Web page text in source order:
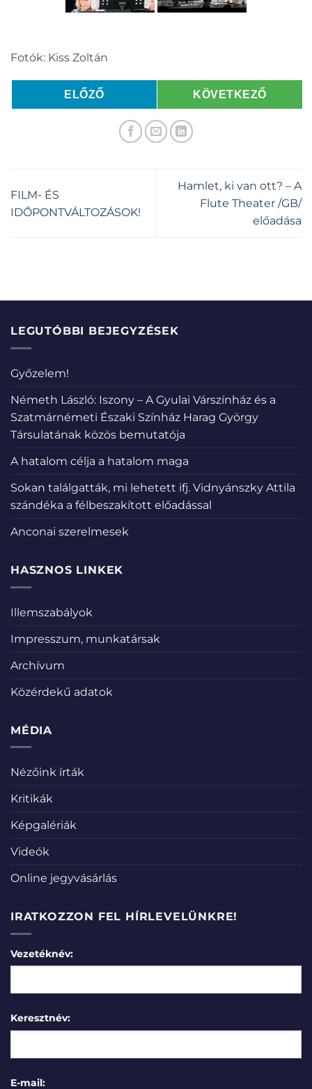
Fotók: Kiss Zoltán
ELŐZŐ KÖVETKEZŐ
FILM- ÉS
IDŐPONTVÁLTOZÁSOK!
Hamlet, ki van ott? – A
Flute Theater /GB/
előadása
LEGUTÓBBI BEJEGYZÉSEK
Győzelem!
Németh László: Iszony – A Gyulai Várszínház és a
Szatmárnémeti Északi Színház Harag György
Társulatának közös bemutatója
A hatalom célja a hatalom maga
Sokan találgatták, mi lehetett ifj. Vidnyánszky Attila
szándéka a félbeszakított előadással
Anconai szerelmesek
HASZNOS LINKEK
Illemszabályok
Impresszum, munkatársak
Archívum
Közérdekű adatok
MÉDIA
Nézőink írták
Kritikák
Képgalériák
Videók
Online jegyvásárlás
IRATKOZZON FEL HÍRLEVELÜNKRE!
Vezetéknév:
Keresztnév:
E-mail: